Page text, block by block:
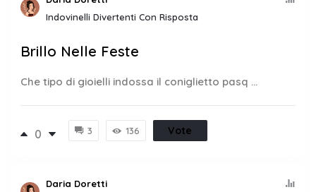
Indovinelli Divertenti Con Risposta
Brillo Nelle Feste
Che tipo di gioielli indossa il coniglietto pasq ...
0 3 136 Vote
Daria Doretti